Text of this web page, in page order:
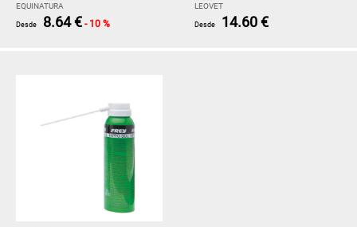
EQUINATURA
Desde 8.64 € - 10 %
LEOVET
Desde 14.60 €